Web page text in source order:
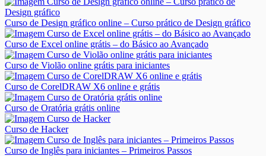
Curso de Design gráfico online – Curso prático de Design gráfico
Curso de Excel online grátis – do Básico ao Avançado
Curso de Violão online grátis para iniciantes
Curso de CorelDRAW X6 online e grátis
Curso de Oratória grátis online
Curso de Hacker
Curso de Inglês para iniciantes – Primeiros Passos